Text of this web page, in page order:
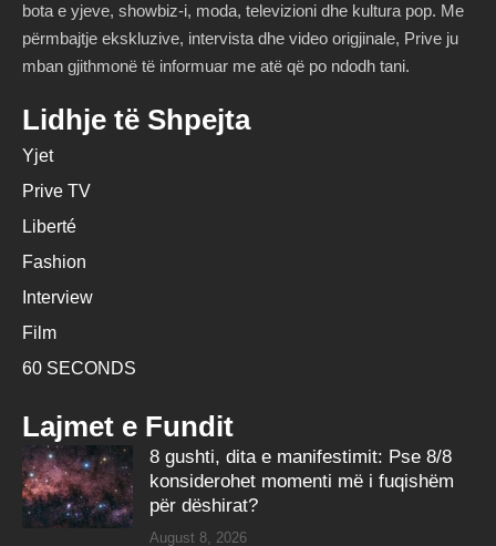
bota e yjeve, showbiz-i, moda, televizioni dhe kultura pop. Me
përmbajtje ekskluzive, intervista dhe video origjinale, Prive ju
mban gjithmonë të informuar me atë që po ndodh tani.
Lidhje të Shpejta
Yjet
Prive TV
Liberté
Fashion
Interview
Film
60 SECONDS
Lajmet e Fundit
8 gushti, dita e manifestimit: Pse 8/8
konsiderohet momenti më i fuqishëm
për dëshirat?
August 8, 2026